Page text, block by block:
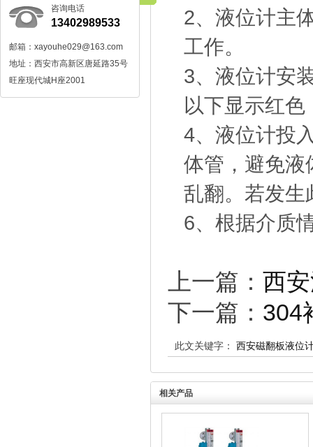
咨询电话
13402989533
邮箱：xayouhe029@163.com
地址：西安市高新区唐延路35号
旺座现代城H座2001
2、液位计主
工作。
3、液位计安
以下显示红
4、液位计投
体管，避免液
乱翻。若发生
6、根据介质
上一篇： 西
下一篇： 304
此文关键字： 西安磁翻板液位
相关产品